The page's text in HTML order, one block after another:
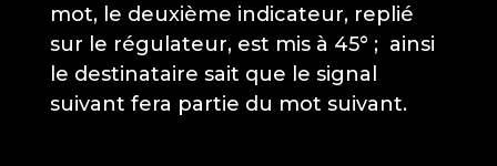
mot, le deuxième indicateur, replié
sur le régulateur, est mis à 45° ; ainsi
le destinataire sait que le signal
suivant fera partie du mot suivant.